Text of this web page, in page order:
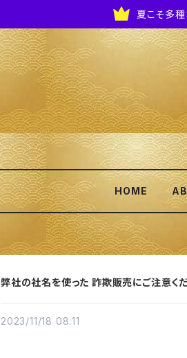
夏こそ多
HOME
弊社の社名を使った 詐欺販売にご注意くだ
2023/11/18 08:11